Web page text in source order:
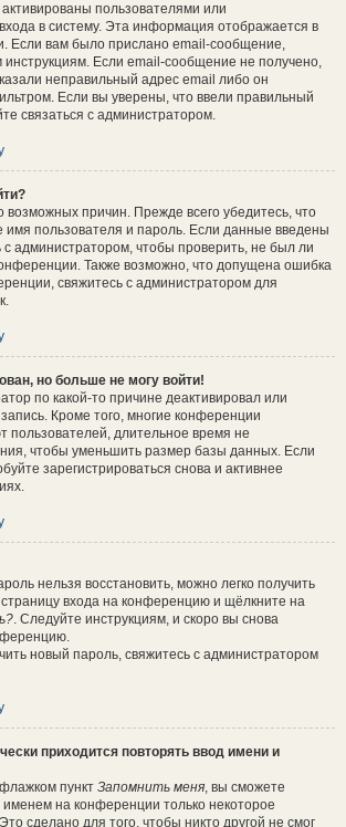
пользователями или
в систему. Эта информация отображается в
Если вам было прислано email-сообщение,
Если email-сообщение не получено,
неправильный адрес email либо он
Если вы уверены, что ввели правильный
связаться с администратором.
возможных причин. Прежде всего убедитесь, что
имя пользователя и пароль. Если данные введены
с администратором, чтобы проверить, не был ли
Также возможно, что допущена ошибка
свяжитесь с администратором для
но больше не могу войти!
по какой-то причине деактивировал или
Кроме того, многие конференции
пользователей, длительное время не
чтобы уменьшить размер базы данных. Если
зарегистрироваться снова и активнее
нельзя восстановить, можно легко получить
входа на конференцию и щёлкните на
. Следуйте инструкциям, и скоро вы снова
новый пароль, свяжитесь с администратором
приходится повторять ввод имени и
пункт Запомнить меня, вы сможете
именем на конференции только некоторое
сделано для того, чтобы никто другой не смог